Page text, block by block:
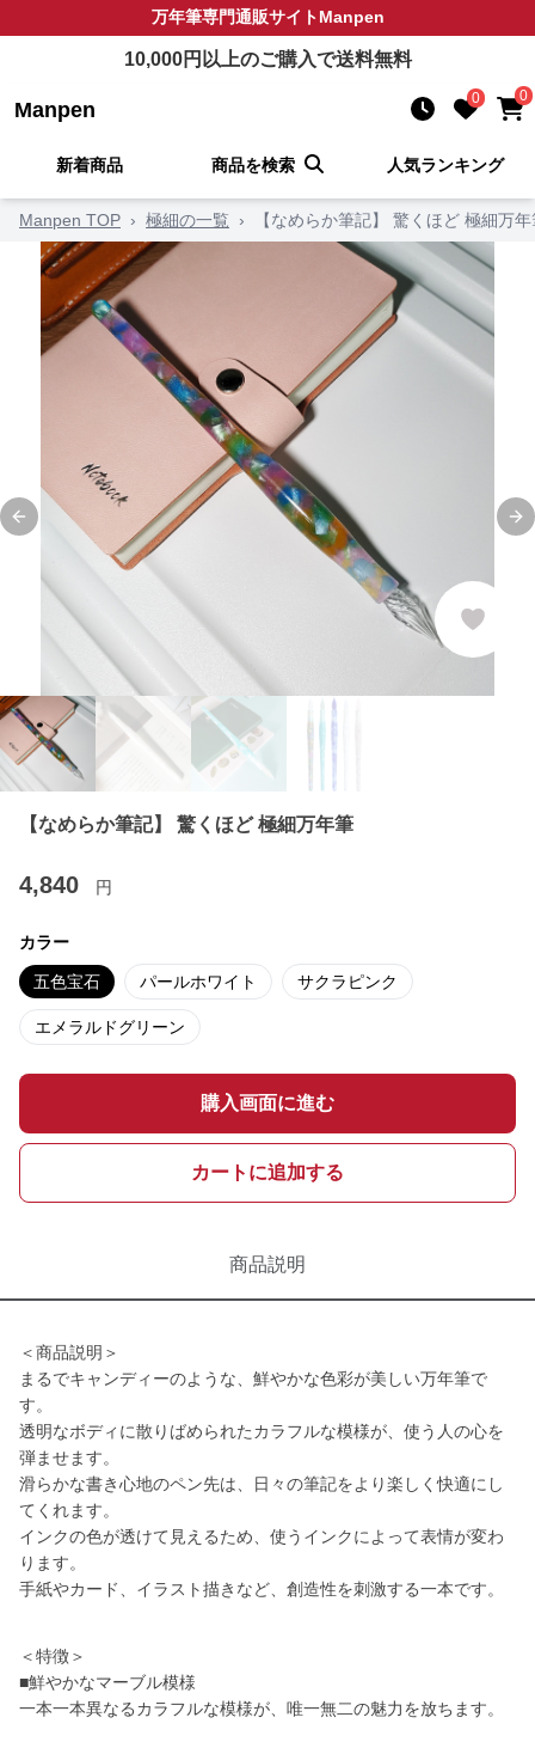
万年筆専門通販サイトManpen
10,000円以上のご購入で送料無料
Manpen 0 0
新着商品 商品を検索 人気ランキング
Manpen TOP › 極細の一覧 › 【なめらか筆記】 驚くほど 極細万年
Previous slide
【なめらか筆記】 驚くほど 極細万年筆
4,840 円
カラー
五色宝石 パールホワイト サクラピンク
エメラルドグリーン
購入画面に進む
カートに追加する
商品説明
＜商品説明＞
まるでキャンディーのような、鮮やかな色彩が美しい万年筆で
す。
透明なボディに散りばめられたカラフルな模様が、使う人の心を
弾ませます。
滑らかな書き心地のペン先は、日々の筆記をより楽しく快適にし
てくれます。
インクの色が透けて見えるため、使うインクによって表情が変わ
ります。
手紙やカード、イラスト描きなど、創造性を刺激する一本です。
＜特徴＞
■鮮やかなマーブル模様
一本一本異なるカラフルな模様が、唯一無二の魅力を放ちます。